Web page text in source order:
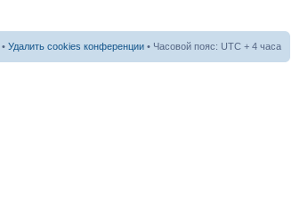
• Удалить cookies конференции • Часовой пояс: UTC + 4 часа